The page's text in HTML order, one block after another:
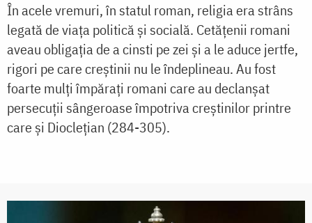
În acele vremuri, în statul roman, religia era strâns
legată de viaţa politică şi socială. Cetăţenii romani
aveau obligaţia de a cinsti pe zei şi a le aduce jertfe,
rigori pe care creştinii nu le îndeplineau. Au fost
foarte mulţi împăraţi romani care au declanşat
persecuţii sângeroase împotriva creştinilor printre
care şi Diocleţian (284-305).